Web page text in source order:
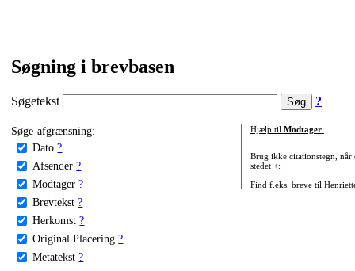
Søgning i brevbasen
Søgetekst ?
Søge-afgrænsning:
Dato ?
Afsender ?
Modtager ?
Brevtekst ?
Herkomst ?
Original Placering ?
Metatekst ?
Hjælp til Modtager:
Brug ikke citationstegn, når
stedet +:
Find f.eks. breve til